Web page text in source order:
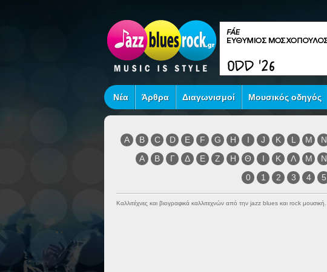
Νέα Άρθρα Διαγωνισμοί Μουσικός οδηγός
A B C D E F G H I J K L M N
Α
Β Γ Δ Ε Ζ Η Θ Ι Κ Λ Μ Ν
0
1 2 3 4 5
Καλλιτέχνες και βιογραφικά καλλιτεχνών από την jazz blues και rock μουσική.